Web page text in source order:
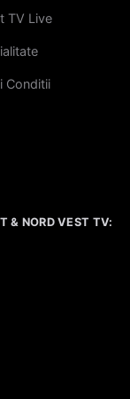
TV Live
Conditii
& NORD VEST TV: